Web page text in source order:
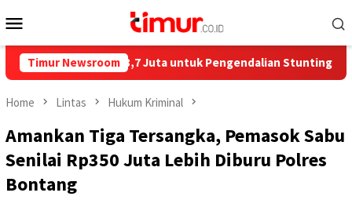
to
Menu
Timur Newsroom
Rp858,7 Juta untuk Pengendalian Stunting di Kota
Home Lintas Hukum Kriminal
Amankan Tiga Tersangka, Pemasok Sabu
Senilai Rp350 Juta Lebih Diburu Polres
Bontang